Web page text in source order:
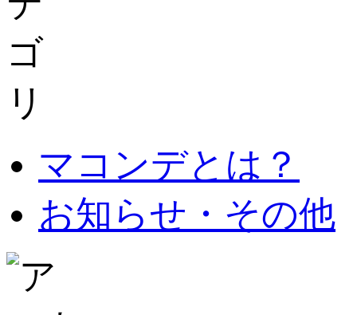
マコンデとは？
お知らせ・その他